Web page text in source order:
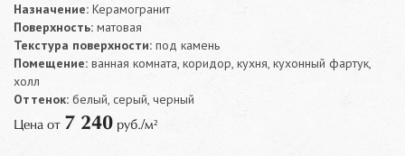
Назначение: Керамогранит
Поверхность: матовая
Текстура поверхности: под камень
Помещение: ванная комната, коридор, кухня, кухонный фартук,
холл
Оттенок: белый, серый, черный
Цена от 7 240 руб./м²